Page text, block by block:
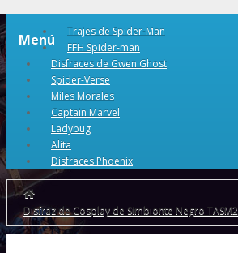
Menú
Trajes de Spider-Man
FFH Spider-man
Disfraces de Gwen Ghost
Spider-Verse
Miles Morales
Captain Marvel
Ladybug
Alita
Disfraces Phoenix
Disfraz de Cosplay de Simbionte Negro TASM2